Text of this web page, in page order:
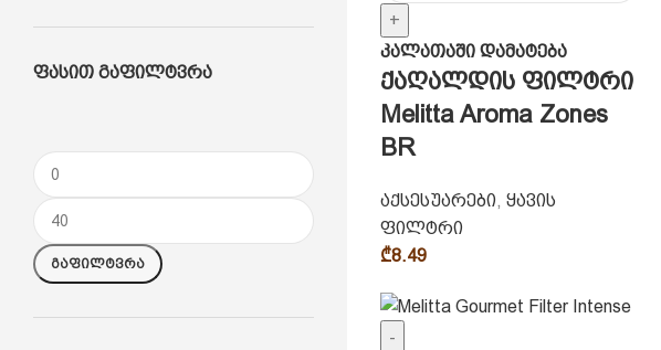
Ფასით Გაფილტვრა
Გაფილტვრა
+
კალათაში დამატება
ქაღალდის ფილტრი
Melitta Aroma Zones
BR
აქსესუარები, ყავის
ფილტრი
₾8.49
-